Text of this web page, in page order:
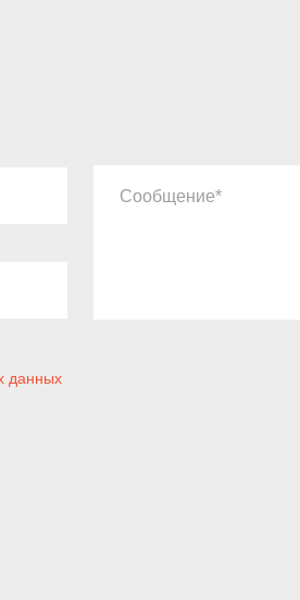
Сообщение
данных